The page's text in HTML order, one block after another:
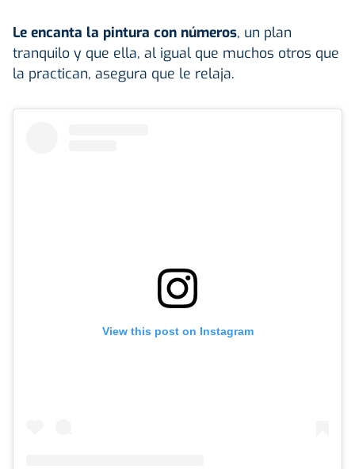
Le encanta la pintura con números, un plan
tranquilo y que ella, al igual que muchos otros que
la practican, asegura que le relaja.
View this post on Instagram